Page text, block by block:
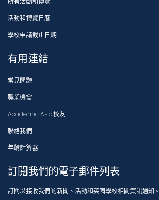
活動和博覽日曆
學校申請截止日期
有用連結
常見問題
職業機會
Academic Asia校友
聯絡我們
年齡計算器
訂閱我們的電子郵件列表
訂閱以接收我們的新聞、活動和英國學校相關資訊通知。